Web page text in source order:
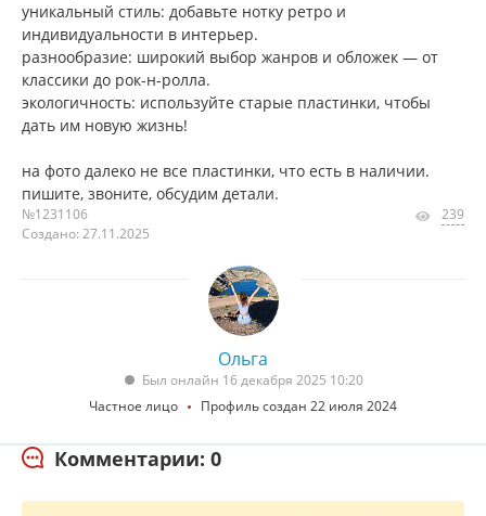
уникальный стиль: добавьте нотку ретро и
индивидуальности в интерьер.
разнообразие: широкий выбор жанров и обложек — от
классики до рок-н-ролла.
экологичность: используйте старые пластинки, чтобы
дать им новую жизнь!
на фото далеко не все пластинки, что есть в наличии.
пишите, звоните, обсудим детали.
№1231106
Создано: 27.11.2025
239
Ольга
Был онлайн 16 декабря 2025 10:20
Частное лицо
Профиль создан 22 июля 2024
Комментарии: 0